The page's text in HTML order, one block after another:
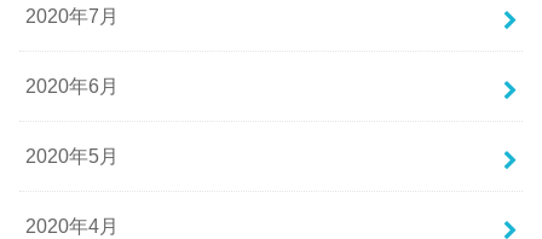
2020年7月
2020年6月
2020年5月
2020年4月